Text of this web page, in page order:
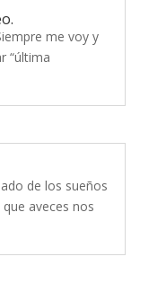
me voy y
“última
de los sueños
aveces nos